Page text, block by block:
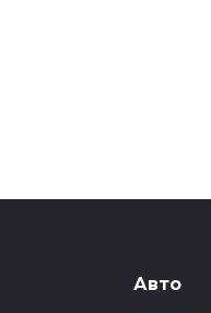
Авто